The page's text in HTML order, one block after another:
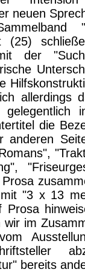
neuen
(25)
mit der
allerdings
die
anderen
"3 x 13
im
bereits